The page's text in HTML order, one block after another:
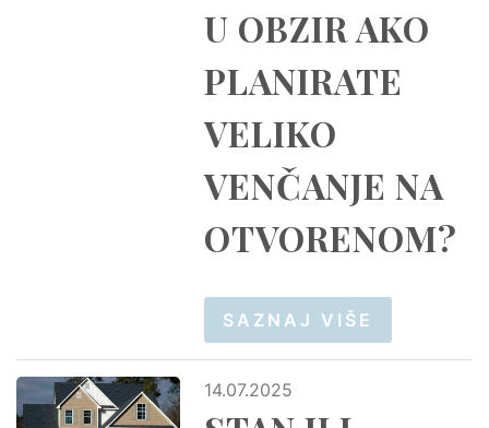
U OBZIR AKO
PLANIRATE
VELIKO
VENČANJE NA
OTVORENOM?
SAZNAJ VIŠE
14.07.2025